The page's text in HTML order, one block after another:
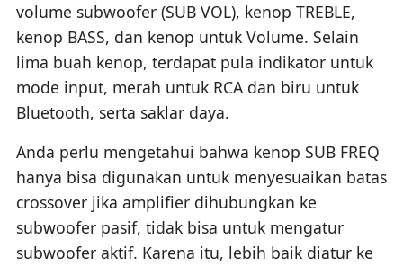
volume subwoofer (SUB VOL), kenop TREBLE,
kenop BASS, dan kenop untuk Volume. Selain
lima buah kenop, terdapat pula indikator untuk
mode input, merah untuk RCA dan biru untuk
Bluetooth, serta saklar daya.
Anda perlu mengetahui bahwa kenop SUB FREQ
hanya bisa digunakan untuk menyesuaikan batas
crossover jika amplifier dihubungkan ke
subwoofer pasif, tidak bisa untuk mengatur
subwoofer aktif. Karena itu, lebih baik diatur ke